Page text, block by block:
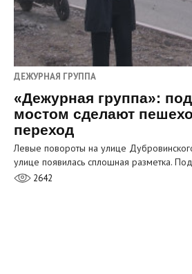
ДЕЖУРНАЯ ГРУППА
«Дежурная группа»:
мостом сделают
переход
Левые повороты на улице
улице появилась сплошная разметка.
2642